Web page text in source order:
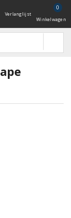
Verlanglijst
0
Winkelwagen